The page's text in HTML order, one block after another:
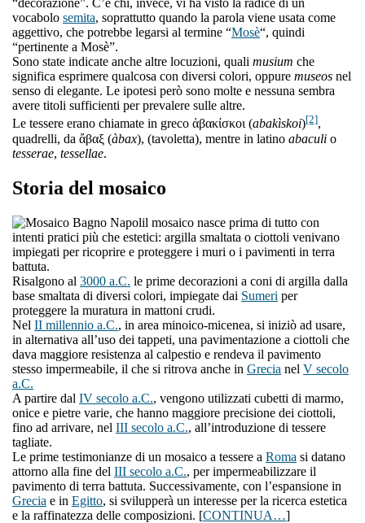
“decorazione”. C’è chi, invece, vi ha visto la radice di un
vocabolo semita, soprattutto quando la parola viene usata come
aggettivo, che potrebbe legarsi al termine “Mosè“, quindi
“pertinente a Mosè”.
Sono state indicate anche altre locuzioni, quali musium che
significa esprimere qualcosa con diversi colori, oppure museos nel
senso di elegante. Le ipotesi però sono molte e nessuna sembra
avere titoli sufficienti per prevalere sulle altre.
Le tessere erano chiamate in greco ἀβακίσκοι (abakìskoi)[2],
quadrelli, da ἄβαξ (àbax), (tavoletta), mentre in latino abaculi o
tesserae, tessellae.
Storia del mosaico
l mosaico nasce prima di tutto con
intenti pratici più che estetici: argilla smaltata o ciottoli venivano
impiegati per ricoprire e proteggere i muri o i pavimenti in terra
battuta.
Risalgono al 3000 a.C. le prime decorazioni a coni di argilla dalla
base smaltata di diversi colori, impiegate dai Sumeri per
proteggere la muratura in mattoni crudi.
Nel II millennio a.C., in area minoico-micenea, si iniziò ad usare,
in alternativa all’uso dei tappeti, una pavimentazione a ciottoli che
dava maggiore resistenza al calpestio e rendeva il pavimento
stesso impermeabile, il che si ritrova anche in Grecia nel V secolo
a.C.
A partire dal IV secolo a.C., vengono utilizzati cubetti di marmo,
onice e pietre varie, che hanno maggiore precisione dei ciottoli,
fino ad arrivare, nel III secolo a.C., all’introduzione di tessere
tagliate.
Le prime testimonianze di un mosaico a tessere a Roma si datano
attorno alla fine del III secolo a.C., per impermeabilizzare il
pavimento di terra battuta. Successivamente, con l’espansione in
Grecia e in Egitto, si svilupperà un interesse per la ricerca estetica
e la raffinatezza delle composizioni. [CONTINUA…]